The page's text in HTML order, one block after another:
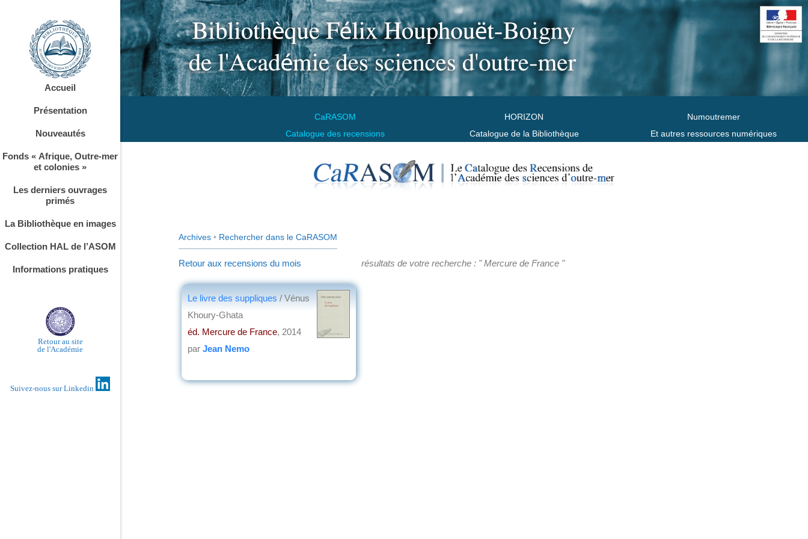
CaRASOM
Catalogue des recensions
HORIZON
Catalogue de la Bibliothèque
Numoutremer
Et autres ressources numériques
Accueil
Présentation
Nouveautés
Fonds « Afrique, Outre-mer
et colonies »
Les derniers ouvrages
primés
La Bibliothèque en images
Collection HAL de l’ASOM
Informations pratiques
Retour au site
de l'Académie
Suivez-nous sur Linkedin
Archives • Rechercher dans le CaRASOM
Retour aux recensions du mois résultats de votre recherche : " Mercure de France "
Le livre des suppliques / Vénus
Khoury-Ghata
éd. Mercure de France, 2014
par Jean Nemo